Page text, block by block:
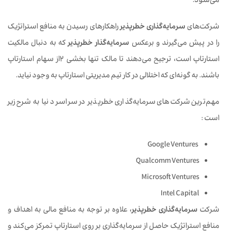
شرکت‌های سرمایه‌گذاری خطرپذیرراهکارهای رسیدن به منافع استراتژیک
را در پیش می‌گیرند و برعکس سرمایه‌گذار خطرپذیرکه به دنبال مالکیت
استارتاپ است، ترجیح می‌دهند تا مالک تنها بخشی 2از سهام استارتاپ
باشند. به گونه‌ای که اختلالی در کار تیم مدیریتی استارتاپ به وجود نیاید.
مهم‌ترین شرکت‌های سرمایه‌گذاری خطرپذیر در سراسر دنیا به شرح زیر
است :
Qualcomm Ventures
Microsoft Ventures
Intel Capital
شرکت سرمایه‌گذاری خطرپذیر، علاوه بر توجه به منافع مالی به اهداف و
منافع استراتژیک حاصل از سرمایه‌گذاری بر روی استارتاپ تمرکز می‌کند و